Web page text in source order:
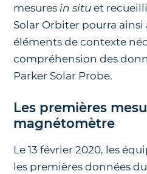
mesures in situ et
Solar Orbiter pourra
éléments de contexte
compréhension des
Parker Solar Probe.
Les premières
magnétomètre
Le 13 février 2020, les
les premières données